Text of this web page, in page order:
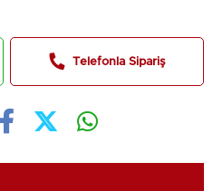
Telefonla Sipariş